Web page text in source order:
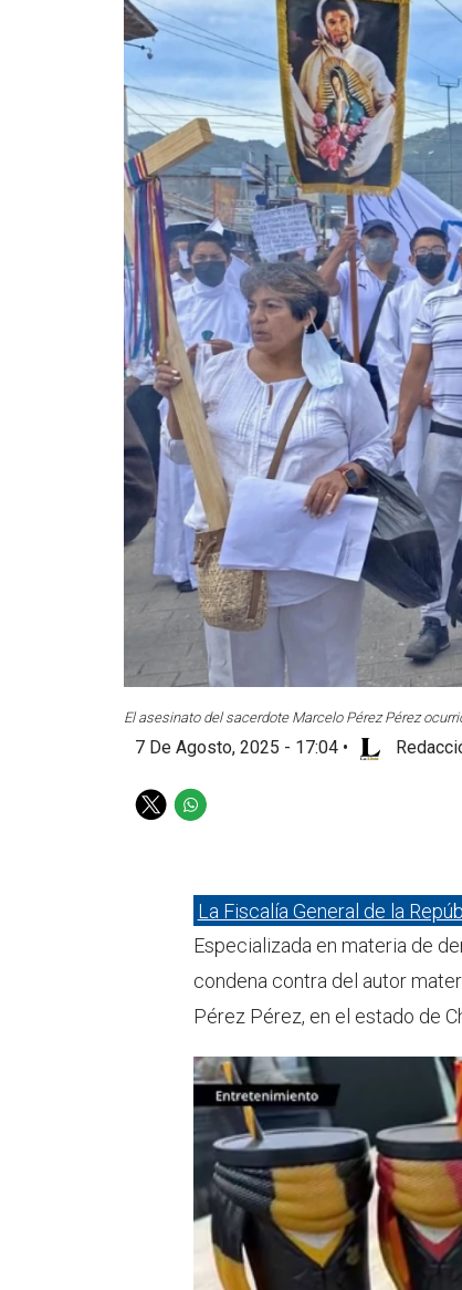
El asesinato del sacerdote Marcelo Pérez Pérez
7 De Agosto, 2025 - 17:04 •
T
W
s
a
p
p
La Fiscalía General de la
Especializada en materia de
condena contra del autor
Pérez Pérez, en el estado de